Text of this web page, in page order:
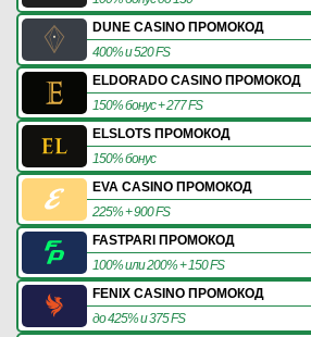
DUNE CASINO ПРОМОКОД
400% и 520 FS
ELDORADO CASINO ПРОМОКОД
150% бонус + 277 FS
ELSLOTS ПРОМОКОД
150% бонус
EVA CASINO ПРОМОКОД
225% + 900 FS
FASTPARI ПРОМОКОД
100% или 200% + 150 FS
FENIX CASINO ПРОМОКОД
до 425% и 375 FS